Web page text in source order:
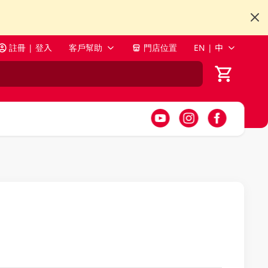
註冊 | 登入 客戶幫助 門店位置 EN | 中